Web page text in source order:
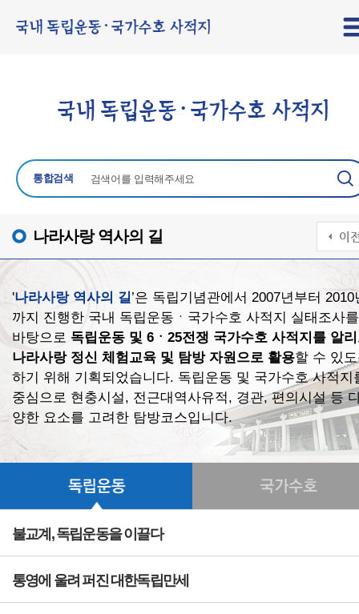
통합검색
나라사랑 역사의 길
'나라사랑 역사의 길’은 독립기념관에서 2007년부터 2010
까지 진행한 국내 독립운동ㆍ국가수호 사적지 실태조사를
바탕으로 독립운동 및 6ㆍ25전쟁 국가수호 사적지를 알
나라사랑 정신 체험교육 및 탐방 자원으로 활용할 수 있
하기 위해 기획되었습니다. 독립운동 및 국가수호 사적지
중심으로 현충시설, 전근대역사유적, 경관, 편의시설 등
양한 요소를 고려한 탐방코스입니다.
불교계, 독립운동을 이끌다
통영에 울려 퍼진 대한독립만세